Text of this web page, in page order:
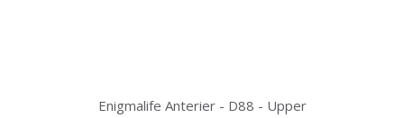
Enigmalife Anterier - D88 - Upper